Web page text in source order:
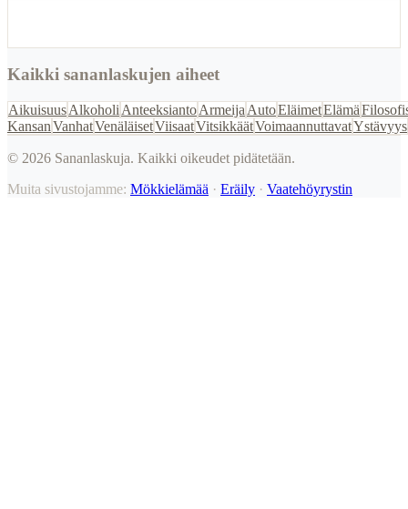
Kaikki sananlaskujen aiheet
AikuisuusAlkoholi AnteeksiantoArmeija AutoEläimetElämä
KansanVanhatVenäläisetViisaatVitsikkäätVoimaannuttavatYstävyys
© 2026 Sananlaskuja. Kaikki oikeudet pidätetään.
Muita sivustojamme: Mökkielämää · Eräily · Vaatehöyrystin